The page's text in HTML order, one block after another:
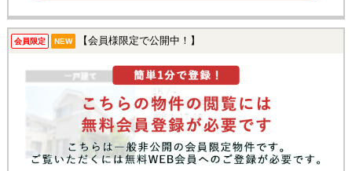
会員限定 NEW 【会員様限定で公開中！】